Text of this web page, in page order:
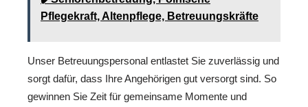
Pflegekraft, Altenpflege, Betreuungskräfte
Unser Betreuungspersonal entlastet Sie zuverlässig und
sorgt dafür, dass Ihre Angehörigen gut versorgt sind. So
gewinnen Sie Zeit für gemeinsame Momente und